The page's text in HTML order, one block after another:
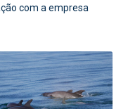
com a empresa